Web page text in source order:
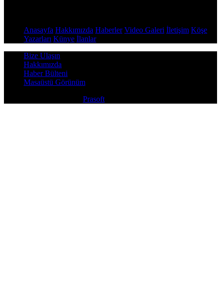
Anasayfa Hakkımızda Haberler Video Galeri İletişim Köşe
Yazarları Künye İlanlar
Bize Ulaşın
Hakkımızda
Haber Bülteni
Masaüstü Görünüm
Prasoft